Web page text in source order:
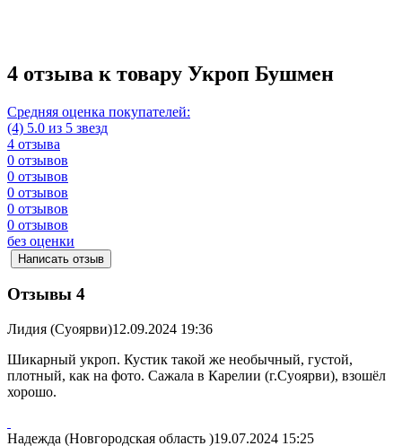
4 отзыва к товару Укроп Бушмен
Средняя оценка покупателей:
(4) 5.0 из 5 звезд
4 отзыва
0 отзывов
0 отзывов
0 отзывов
0 отзывов
0 отзывов
без оценки
Написать отзыв
Отзывы 4
Лидия (Суоярви)12.09.2024 19:36
Шикарный укроп. Кустик такой же необычный, густой,
плотный, как на фото. Сажала в Карелии (г.Суоярви), взошёл
хорошо.
Надежда (Новгородская область )19.07.2024 15:25